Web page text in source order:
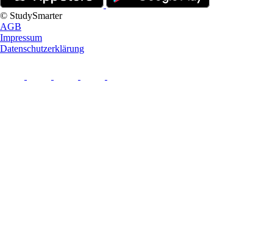
© StudySmarter
AGB
Impressum
Datenschutzerklärung